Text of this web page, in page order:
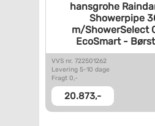
hansgrohe
Showerpipe
m/ShowerSelect
EcoSmart -
VVS nr. 722501262
Levering 5-10 dage
Fragt 0,-
20.873,-